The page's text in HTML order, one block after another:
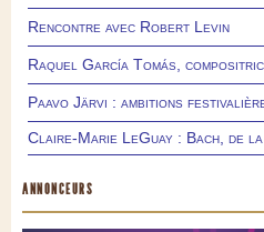
Rencontre avec Robert Levin
Raquel García Tomás,
Paavo Järvi : ambitions
Claire-Marie LeGuay : Bach, de
ANNONCEURS